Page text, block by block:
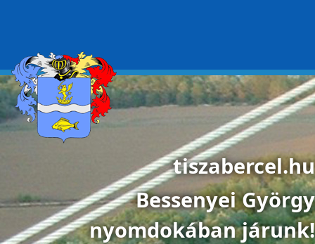
tiszabercel.hu
Bessenyei György
nyomdokában járunk!